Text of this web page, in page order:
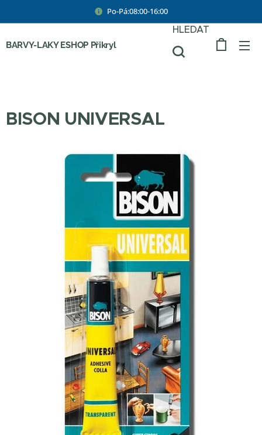
Po-Pá:08:00-16:00
BARVY-LAKY ESHOP Přikryl
HLEDAT
BISON UNIVERSAL